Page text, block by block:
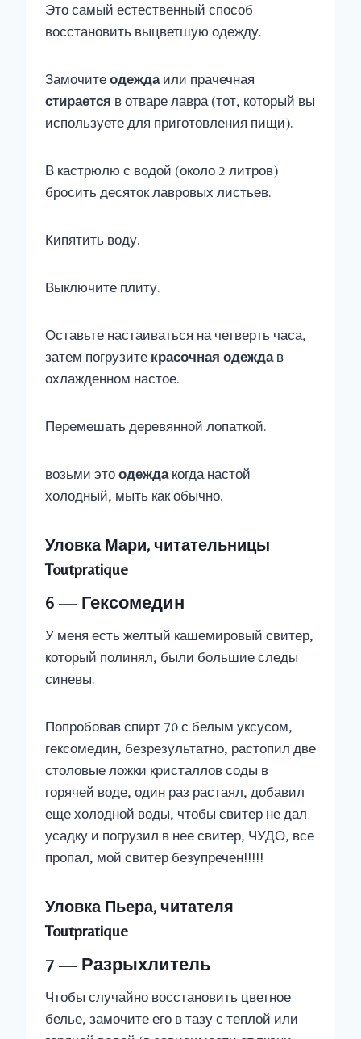
Это самый естественный способ
восстановить выцветшую одежду.
Замочите одежда или прачечная
стирается в отваре лавра (тот, который вы
используете для приготовления пищи).
В кастрюлю с водой (около 2 литров)
бросить десяток лавровых листьев.
Кипятить воду.
Выключите плиту.
Оставьте настаиваться на четверть часа,
затем погрузите красочная одежда в
охлажденном настое.
Перемешать деревянной лопаткой.
возьми это одеждакогда настой
холодный, мыть как обычно.
Уловка Мари, читательницы
Toutpratique
6 — Гексомедин
У меня есть желтый кашемировый свитер,
который полинял, были большие следы
синевы.
Попробовав спирт 70 с белым уксусом,
гексомедин, безрезультатно, растопил две
столовые ложки кристаллов соды в
горячей воде, один раз растаял, добавил
еще холодной воды, чтобы свитер не дал
усадку и погрузил в нее свитер, ЧУДО, все
пропал, мой свитер безупречен!!!!!
Уловка Пьера, читателя
Toutpratique
7 — Разрыхлитель
Чтобы случайно восстановить цветное
белье, замочите его в тазу с теплой или